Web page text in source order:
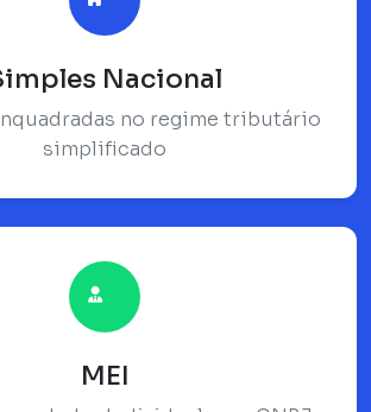
Nacional
no regime tributário
simplificado
MEI